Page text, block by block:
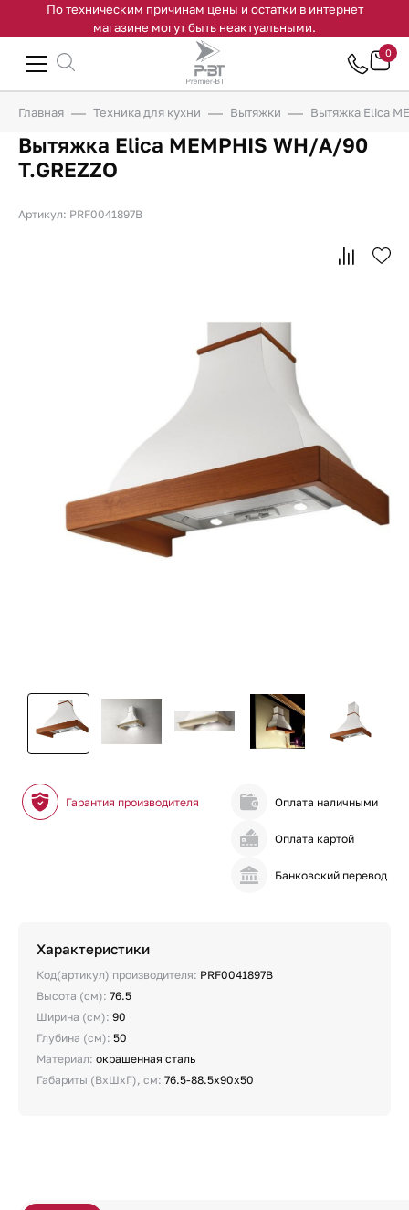
По техническим причинам цены и остатки в интернет
магазине могут быть неактуальными.
0
Главная Техника для кухни Вытяжки Вытяжка Elica
Вытяжка Elica MEMPHIS WH/A/90
T.GREZZO
Артикул: PRF0041897B
Гарантия производителя Оплата наличными
Оплата картой
Банковский перевод
Характеристики
Код(артикул) производителя: PRF0041897B
Высота (см): 76.5
Ширина (см): 90
Глубина (см): 50
Материал: окрашенная сталь
Габариты (ВхШхГ), см: 76.5-88.5х90х50